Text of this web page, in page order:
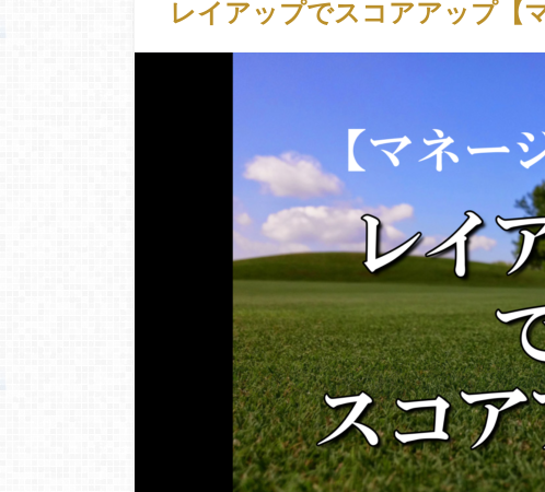
レイアップでスコアアップ【